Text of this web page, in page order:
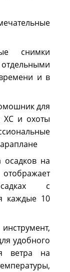
снимки
и в
для
и охоты
осадков на
с
каждые 10
удобного
ветра на